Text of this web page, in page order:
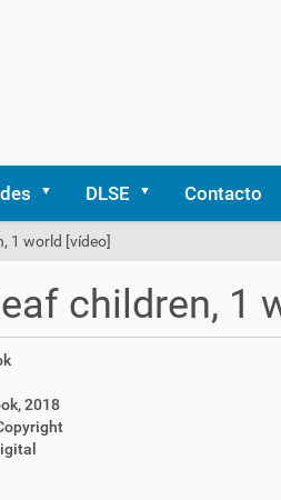
DLSE Contacto
1 world [vídeo]
children, 1
2018